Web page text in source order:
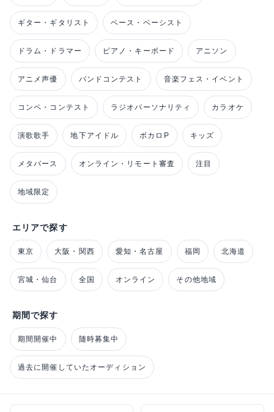
ギター・ギタリスト ベース・ベーシスト
ドラム・ドラマー ピアノ・キーボード アニソン
アニメ声優 バンドコンテスト 音楽フェス・イベント
コンペ・コンテスト ラジオパーソナリティ カラオケ
演歌歌手 地下アイドル ボカロP キッズ
メタバース オンライン・リモート審査 注目
地域限定
エリアで探す
東京 大阪・関西 愛知・名古屋 福岡 北海道
宮城・仙台 全国 オンライン その他地域
期間で探す
期間開催中 随時募集中
過去に開催していたオーディション